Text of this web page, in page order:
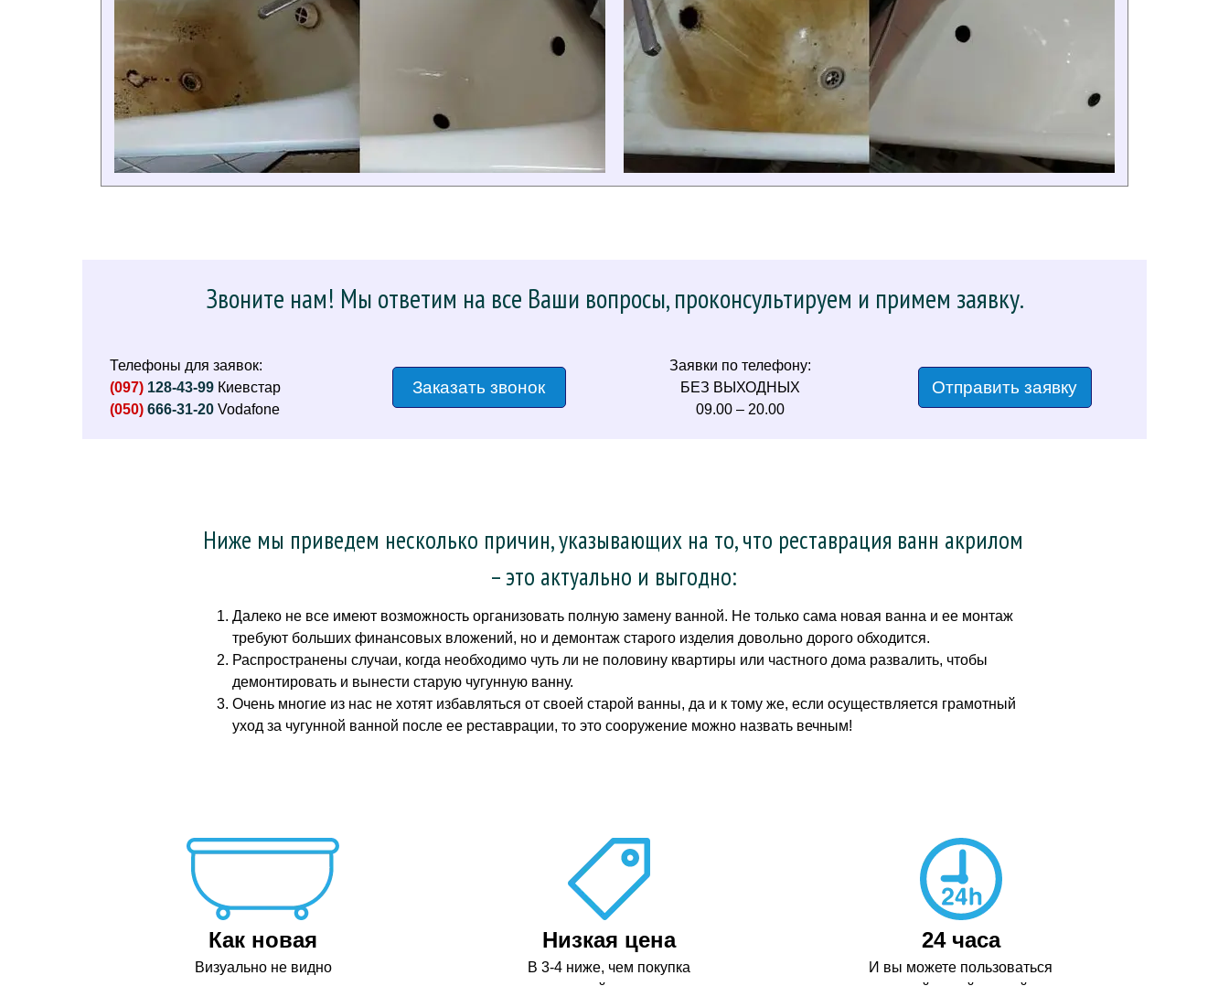
Звоните нам! Мы ответим на все Ваши вопросы, проконсультируем и примем заявку.
Отправить заявку
Телефоны для заявок:
(097) 128-43-99 Киевстар
(050) 666-31-20 Vodafone
Заказать звонок
Заявки по телефону:
БЕЗ ВЫХОДНЫХ
09.00 – 20.00
Ниже мы приведем несколько причин, указывающих на то, что реставрация ванн акрилом
– это актуально и выгодно:
Далеко не все имеют возможность организовать полную замену ванной. Не только сама новая ванна и ее монтаж
требуют больших финансовых вложений, но и демонтаж старого изделия довольно дорого обходится.
Распространены случаи, когда необходимо чуть ли не половину квартиры или частного дома развалить, чтобы
демонтировать и вынести старую чугунную ванну.
Очень многие из нас не хотят избавляться от своей старой ванны, да и к тому же, если осуществляется грамотный
уход за чугунной ванной после ее реставрации, то это сооружение можно назвать вечным!
24 часа
И вы можете пользоваться
Как новая
Визуально не видно
Низкая цена
В 3-4 ниже, чем покупка